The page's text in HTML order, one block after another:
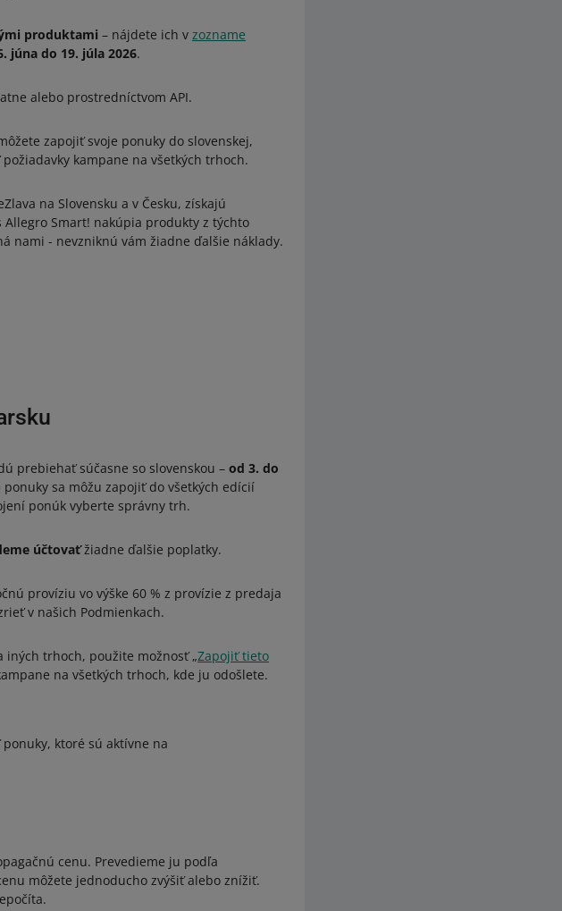
produktami – nájdete ich v zozname
júna do 19. júla 2026.
alebo prostredníctvom API.
zapojiť svoje ponuky do slovenskej,
kampane na všetkých trhoch.
na Slovensku a v Česku, získajú
Allegro Smart! nakúpia produkty z týchto
nami - nevzniknú vám žiadne ďalšie náklady.
prebiehať súčasne so slovenskou – od 3. do
ponuky sa môžu zapojiť do všetkých edícií
ponúk vyberte správny trh.
účtovaťžiadne ďalšie poplatky.
províziu vo výške 60 % z provízie z predaja
v našich Podmienkach.
iných trhoch, použite možnosť „Zapojiť tieto
na všetkých trhoch, kde ju odošlete.
ktoré sú aktívne na
cenu. Prevedieme ju podľa
môžete jednoducho zvýšiť alebo znížiť.